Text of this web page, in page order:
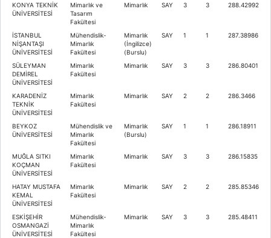
KONYA TEKNİK
ÜNİVERSİTESİ
Mimarlık ve
Tasarım
Fakültesi
Mimarlık SAY 3 3 288.42992
İSTANBUL
NİŞANTAŞI
ÜNİVERSİTESİ
Mühendislik-
Mimarlık
Fakültesi
Mimarlık
(İngilizce)
(Burslu)
SAY 1 1 287.38986
SÜLEYMAN
DEMİREL
ÜNİVERSİTESİ
Mimarlık
Fakültesi
Mimarlık SAY 3 3 286.80401
KARADENİZ
TEKNİK
ÜNİVERSİTESİ
Mimarlık
Fakültesi
Mimarlık SAY 2 2 286.3466
BEYKOZ
ÜNİVERSİTESİ
Mühendislik ve
Mimarlık
Fakültesi
Mimarlık
(Burslu)
SAY 1 1 286.18911
MUĞLA SITKI
KOÇMAN
ÜNİVERSİTESİ
Mimarlık
Fakültesi
Mimarlık SAY 3 3 286.15835
HATAY MUSTAFA
KEMAL
ÜNİVERSİTESİ
Mimarlık
Fakültesi
Mimarlık SAY 2 2 285.85346
ESKİŞEHİR
OSMANGAZİ
ÜNİVERSİTESİ
Mühendislik-
Mimarlık
Fakültesi
Mimarlık SAY 3 3 285.48411